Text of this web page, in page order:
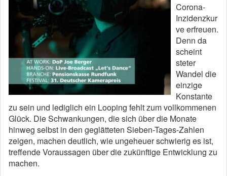
Corona-
Inzidenzkur
ve erfreuen.
Denn da
scheint
steter
Wandel die
einzige
Konstante
zu sein und lediglich ein Looping fehlt zum vollkommenen
Glück. Die Schwankungen, die sich über die Monate
hinweg selbst in den geglätteten Sieben-Tages-Zahlen
zeigen, machen deutlich, wie ungeheuer schwierig es ist,
treffende Voraussagen über die zukünftige Entwicklung zu
machen.